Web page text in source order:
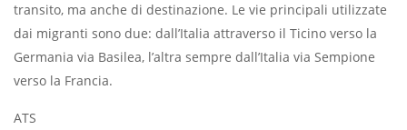
transito, ma anche di destinazione. Le vie principali utilizzate
dai migranti sono due: dall’Italia attraverso il Ticino verso la
Germania via Basilea, l’altra sempre dall’Italia via Sempione
verso la Francia.
ATS